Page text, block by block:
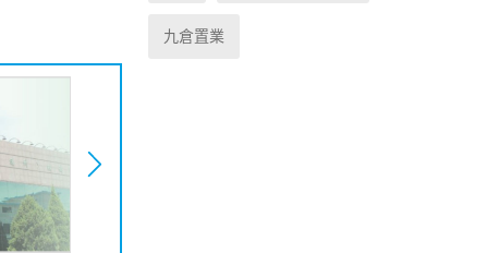
九倉置業